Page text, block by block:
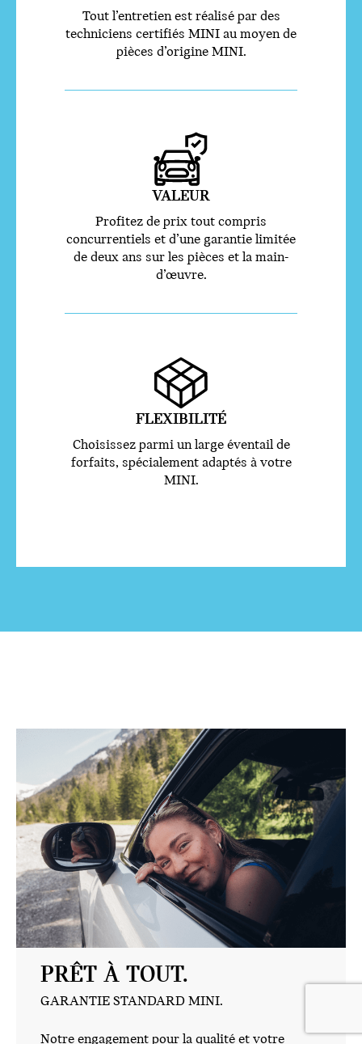
Tout l’entretien est réalisé par des
techniciens certifiés MINI au moyen de
pièces d’origine MINI.
VALEUR
Profitez de prix tout compris
concurrentiels et d’une garantie limitée
de deux ans sur les pièces et la main-
d’œuvre.
FLEXIBILITÉ
Choisissez parmi un large éventail de
forfaits, spécialement adaptés à votre
MINI.
PRÊT À TOUT.
GARANTIE STANDARD MINI.
Notre engagement pour la qualité et votre